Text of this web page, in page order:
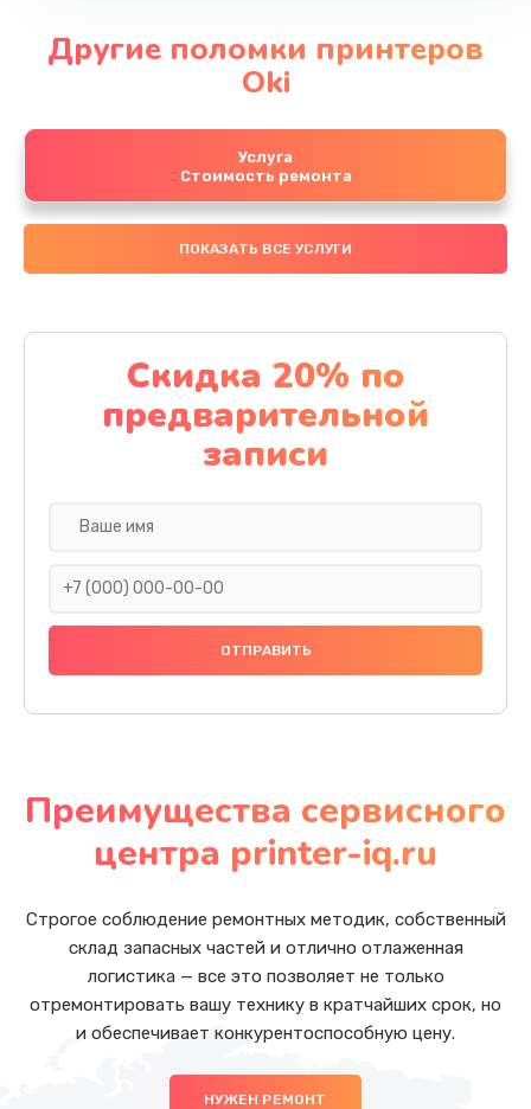
Другие поломки принтеров
Oki
Услуга
Стоимость ремонта
ПОКАЗАТЬ ВСЕ УСЛУГИ
Скидка 20% по
предварительной
записи
Преимущества сервисного
центра printer-iq.ru
Строгое соблюдение ремонтных методик, собственный
склад запасных частей и отлично отлаженная
логистика — все это позволяет не только
отремонтировать вашу технику в кратчайших срок, но
и обеспечивает конкурентоспособную цену.
НУЖЕН РЕМОНТ